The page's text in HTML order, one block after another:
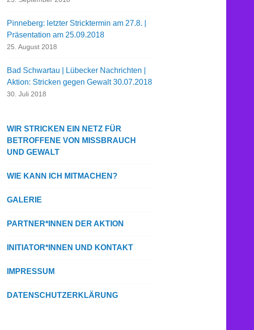
Pinneberg: letzter Stricktermin am 27.8. |
Präsentation am 25.09.2018
25. August 2018
Bad Schwartau | Lübecker Nachrichten |
Aktion: Stricken gegen Gewalt 30.07.2018
30. Juli 2018
WIR STRICKEN EIN NETZ FÜR
BETROFFENE VON MISSBRAUCH
UND GEWALT
WIE KANN ICH MITMACHEN?
GALERIE
PARTNER*INNEN DER AKTION
INITIATOR*INNEN UND KONTAKT
IMPRESSUM
DATENSCHUTZERKLÄRUNG